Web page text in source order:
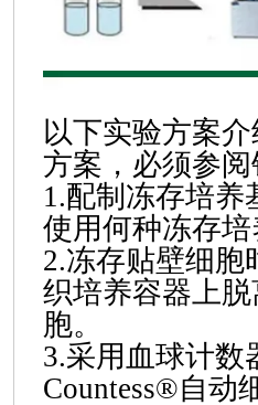
以下实验方案
方案，必须参
1.配制冻存培养
使用何种冻存
2.冻存贴壁细胞
织培养容器上
胞。
3.采用血球计数
Countess®自动